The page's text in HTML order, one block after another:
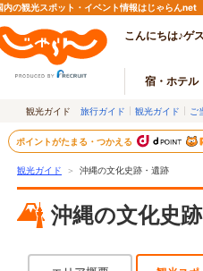
内の観光スポット・イベント情報はじゃらん
こんにちは♪ゲ
宿・ホテル
観光ガイド 旅行ガイド 観光ガイド ご
ポイントがたまる・つかえる
観光ガイド ＞ 沖縄の文化史跡・遺跡
沖縄の文化史